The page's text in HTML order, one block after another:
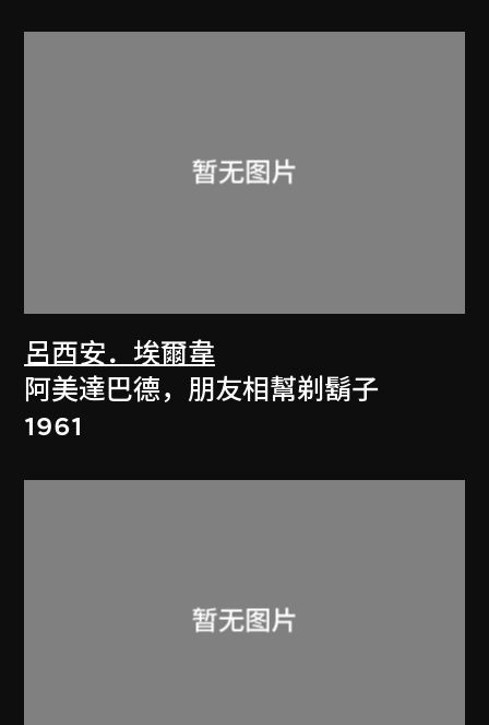
呂西安．埃爾韋
阿美達巴德，朋友相幫剃鬍子
1961